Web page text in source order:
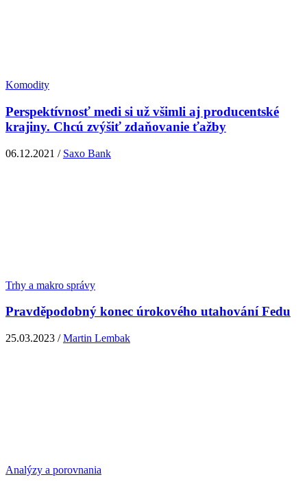
Komodity
Perspektívnosť medi si už všimli aj producentské
krajiny. Chcú zvýšiť zdaňovanie ťažby
06.12.2021 / Saxo Bank
Trhy a makro správy
Pravděpodobný konec úrokového utahování Fedu
25.03.2023 /Martin Lembak
Analýzy a porovnania